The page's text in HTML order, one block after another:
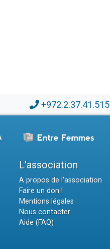
+972.2.37.41.515
L'association
A propos de l'association
Faire un don !
Mentions légales
Nous contacter
Aide (FAQ)